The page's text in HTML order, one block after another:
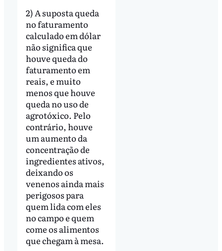
2) A suposta queda
no faturamento
calculado em dólar
não significa que
houve queda do
faturamento em
reais, e muito
menos que houve
queda no uso de
agrotóxico. Pelo
contrário, houve
um aumento da
concentração de
ingredientes ativos,
deixando os
venenos ainda mais
perigosos para
quem lida com eles
no campo e quem
come os alimentos
que chegam à mesa.